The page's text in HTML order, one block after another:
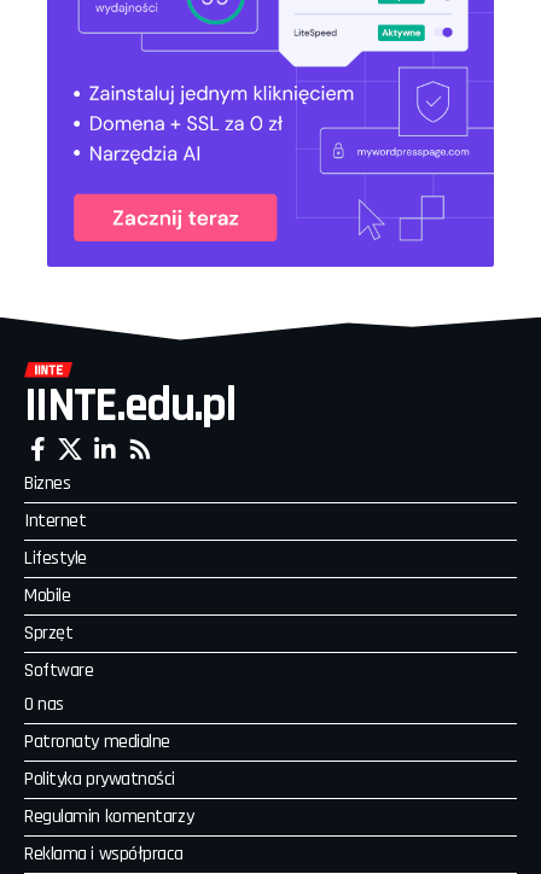
IINTE.edu.pl
Biznes
Internet
Lifestyle
Mobile
Sprzęt
Software
O nas
Patronaty medialne
Polityka prywatności
Regulamin komentarzy
Reklama i współpraca